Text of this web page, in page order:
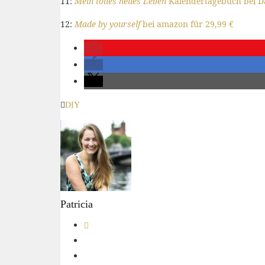
12:Made by yourselfbei amazon für 29,99 €
DIY
Patricia